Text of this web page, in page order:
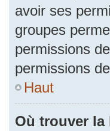
avoir ses
groupes
permissions
permissions
Haut
Où trouver la